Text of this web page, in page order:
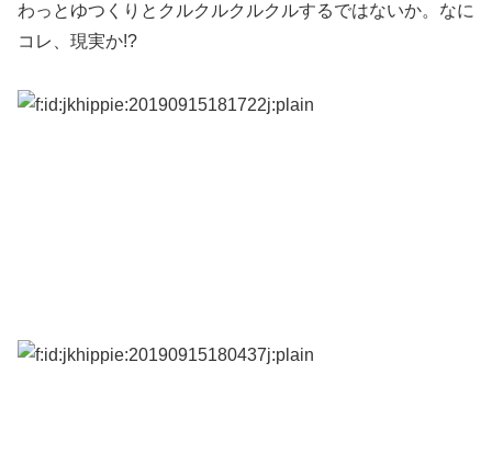
わっとゆつくりとクルクルクルクルするではないか。なに
コレ、現実か!?